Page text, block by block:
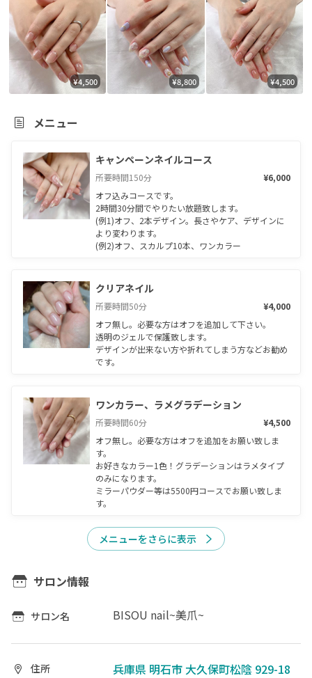
¥4,500 ¥8,800 ¥4,500
メニュー
キャンペーンネイルコース
所要時間150分
¥6,000
オフ込みコースです。
2時間30分間でやりたい放題致します。
(例1)オフ、2本デザイン。長さやケア、デザインに
より変わります。
(例2)オフ、スカルプ10本、ワンカラー
クリアネイル
所要時間50分
¥4,000
オフ無し。必要な方はオフを追加して下さい。
透明のジェルで保護致します。
デザインが出来ない方や折れてしまう方などお勧め
です。
ワンカラー、ラメグラデーション
所要時間60分
¥4,500
オフ無し。必要な方はオフを追加をお願い致しま
す。
お好きなカラー1色！グラデーションはラメタイプ
のみになります。
ミラーパウダー等は5500円コースでお願い致しま
す。
メニューをさらに表示
サロン情報
サロン名 BISOU nail~美爪~
住所 兵庫県 明石市 大久保町松陰 929-18